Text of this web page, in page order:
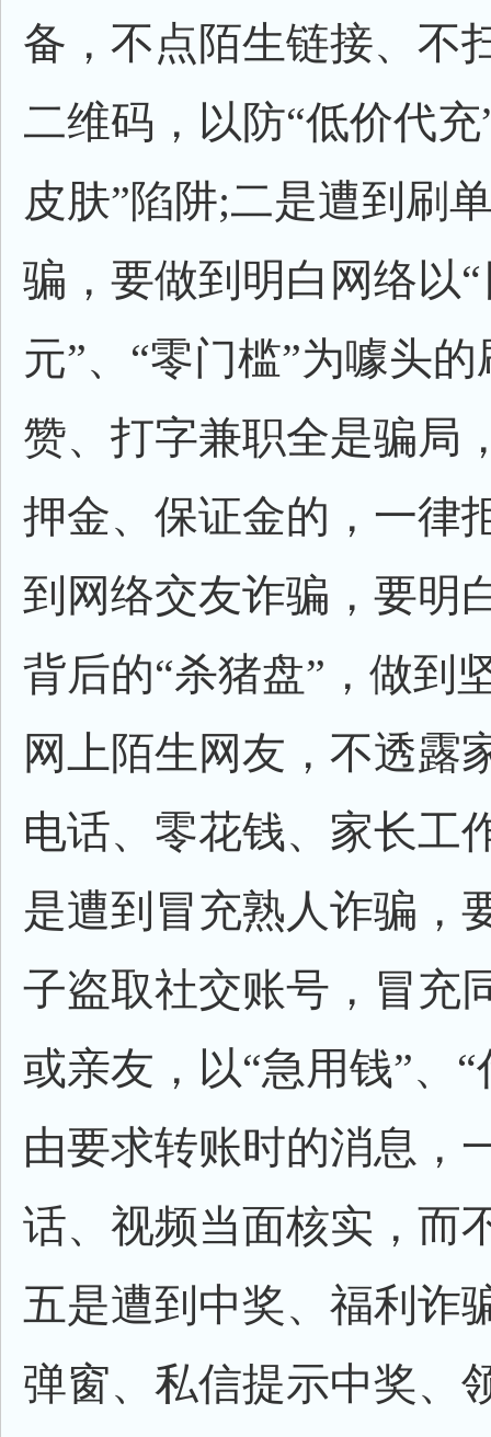
备，不点陌生链接、不
二维码，以防“低价代充
皮肤”陷阱;二是遭到刷
骗，要做到明白网络以
元”、“零门槛”为噱头
赞、打字兼职全是骗局
押金、保证金的，一律
到网络交友诈骗，要明
背后的“杀猪盘”，做到
网上陌生网友，不透露
电话、零花钱、家长工
是遭到冒充熟人诈骗，
子盗取社交账号，冒充
或亲友，以“急用钱”、
由要求转账时的消息，
话、视频当面核实，而
五是遭到中奖、福利诈
弹窗、私信提示中奖、